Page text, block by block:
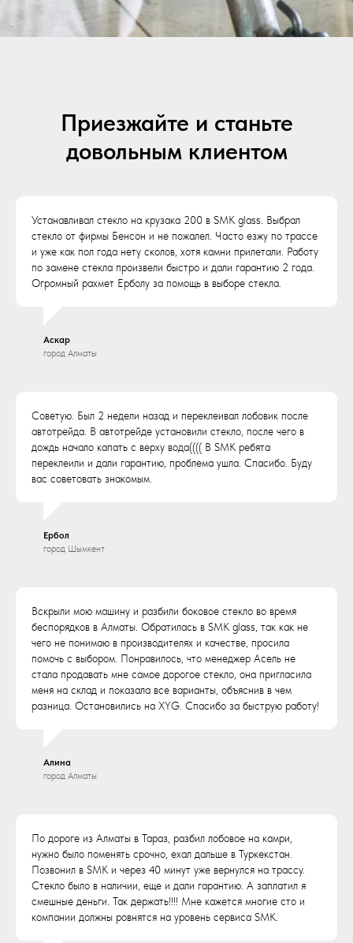
Приезжайте и станьте
довольным клиентом
Устанавливал стекло на крузака 200 в SMK glass. Выбрал
стекло от фирмы Бенсон и не пожалел. Часто езжу по трассе
и уже как пол года нету сколов, хотя камни прилетали. Работу
по замене стекла произвели быстро и дали гарантию 2 года.
Огромный рахмет Ерболу за помощь в выборе стекла.
Аскар
город Алматы
Советую. Был 2 недели назад и переклеивал лобовик после
автотрейда. В автотрейде установили стекло, после чего в
дождь начало капать с верху вода(((( В SMK ребята
переклеили и дали гарантию, проблема ушла. Спасибо. Буду
вас советовать знакомым.
Ербол
город Шымкент
Вскрыли мою машину и разбили боковое стекло во время
беспорядков в Алматы. Обратилась в SMK glass, так как не
чего не понимаю в производителях и качестве, просила
помочь с выбором. Понравилось, что менеджер Асель не
стала продавать мне самое дорогое стекло, она пригласила
меня на склад и показала все варианты, объяснив в чем
разница. Остановились на XYG. Спасибо за быструю работу!
Алина
город Алматы
По дороге из Алматы в Тараз, разбил лобовое на камри,
нужно было поменять срочно, ехал дальше в Туркекстан.
Позвонил в SMK и через 40 минут уже вернулся на трассу.
Стекло было в наличии, еще и дали гарантию. А заплатил я
смешные деньги. Так держать!!!! Мне кажется многие сто и
компании должны ровнятся на уровень сервиса SMK.